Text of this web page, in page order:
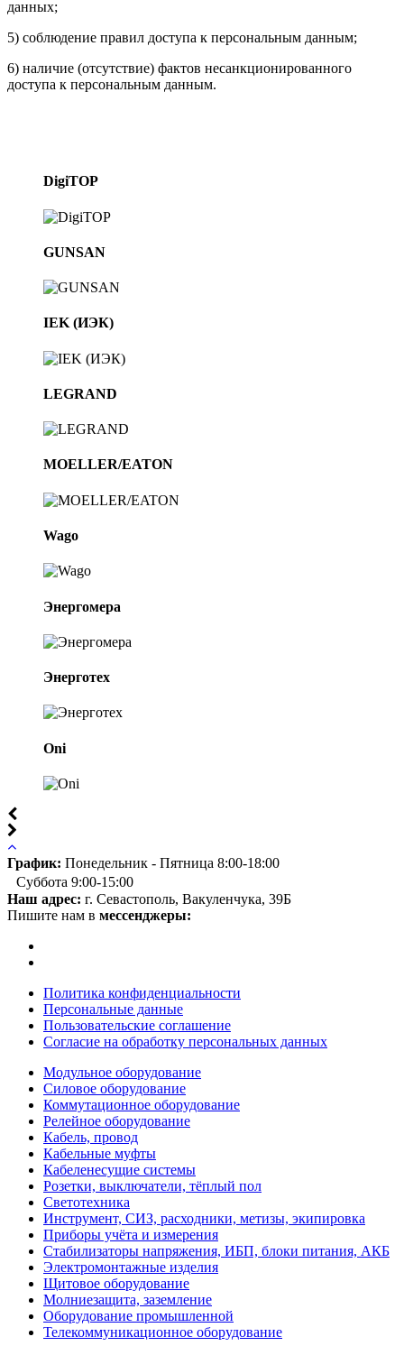
данных;
5) соблюдение правил доступа к персональным данным;
6) наличие (отсутствие) фактов несанкционированного
доступа к персональным данным.
DigiTOP
GUNSAN
IEK (ИЭК)
LEGRAND
MOELLER/EATON
Wago
Энергомера
Энерготех
Oni
График: Понедельник - Пятница 8:00-18:00
Суббота 9:00-15:00
Наш адрес: г. Севастополь, Вакуленчука, 39Б
Пишите нам в мессенджеры:
Политика конфиденциальности
Персональные данные
Пользовательские соглашение
Согласие на обработку персональных данных
Модульное оборудование
Силовое оборудование
Коммутационное оборудование
Релейное оборудование
Кабель, провод
Кабельные муфты
Кабеленесущие системы
Розетки, выключатели, тёплый пол
Светотехника
Инструмент, СИЗ, расходники, метизы, экипировка
Приборы учёта и измерения
Стабилизаторы напряжения, ИБП, блоки питания, АКБ
Электромонтажные изделия
Щитовое оборудование
Молниезащита, заземление
Оборудование промышленной
Телекоммуникационное оборудование